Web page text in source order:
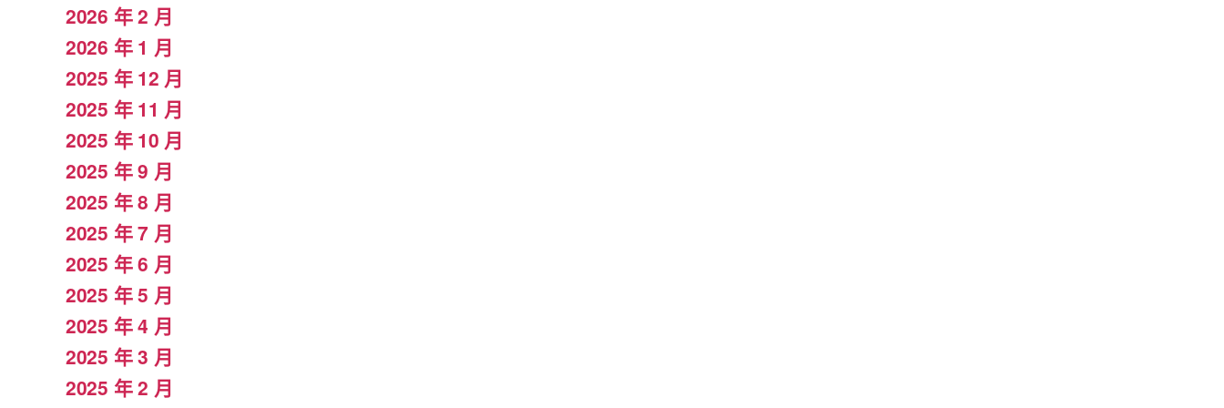
2026 年 2 月
2026 年 1 月
2025 年 12 月
2025 年 11 月
2025 年 10 月
2025 年 9 月
2025 年 8 月
2025 年 7 月
2025 年 6 月
2025 年 5 月
2025 年 4 月
2025 年 3 月
2025 年 2 月